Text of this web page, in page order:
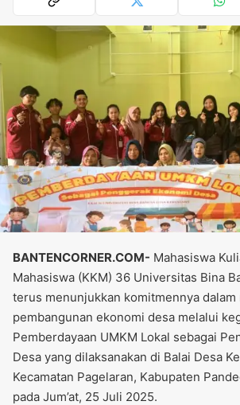
BANTENCORNER.COM- Mahasiswa
Mahasiswa (KKM) 36 Universitas Bina
terus menunjukkan komitmennya dalam
pembangunan ekonomi desa melalui
Pemberdayaan UMKM Lokal sebagai
Desa yang dilaksanakan di Balai Desa
Kecamatan Pagelaran, Kabupaten
pada Jum’at, 25 Juli 2025.